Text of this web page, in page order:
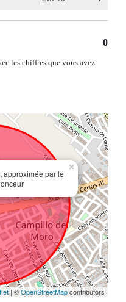
0
les chiffres que vous avez
approximée par le
×
| ©OpenStreetMapcontributors